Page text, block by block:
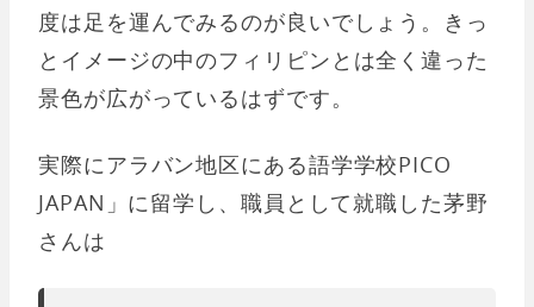
度は足を運んでみるのが良いでしょう。きっ
とイメージの中のフィリピンとは全く違った
景色が広がっているはずです。
実際にアラバン地区にある語学学校PICO
JAPAN」に留学し、職員として就職した茅野
さんは